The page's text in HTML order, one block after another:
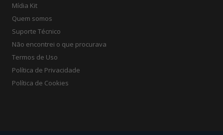
Mídia Kit
Quem somos
Suporte Técnico
Não encontrei o que procurava
Termos de Uso
Política de Privacidade
Política de Cookies